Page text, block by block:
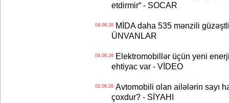
etdirmir“ - SOCAR
04.08.26MİDA daha 535 mənzili güzəştli
ÜNVANLAR
04.08.26Elektromobillər üçün yeni
ehtiyac var - VİDEO
03.08.26Avtomobili olan ailələrin sayı
çoxdur? - SİYAHI